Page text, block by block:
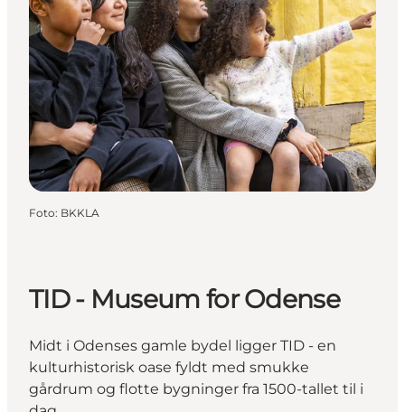
Foto: BKKLA
TID - Museum for Odense
Midt i Odenses gamle bydel ligger TID - en
kulturhistorisk oase fyldt med smukke
gårdrum og flotte bygninger fra 1500-tallet til i